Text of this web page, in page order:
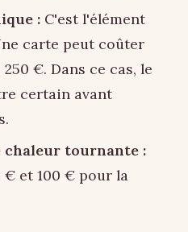
:C'est l'élément
carte peut coûter
€. Dans ce cas, le
certain avant
chaleur tournante :
€ et 100 € pour la